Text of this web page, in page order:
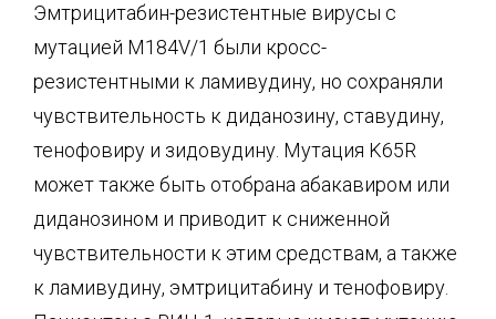
Эмтрицитабин-резистентные вирусы с
мутацией M184V/1 были кросс-
резистентными к ламивудину, но сохраняли
чувствительность к диданозину, ставудину,
тенофовиру и зидовудину. Мутация K65R
может также быть отобрана абакавиром или
диданозином и приводит к сниженной
чувствительности к этим средствам, а также
к ламивудину, эмтрицитабину и тенофовиру.